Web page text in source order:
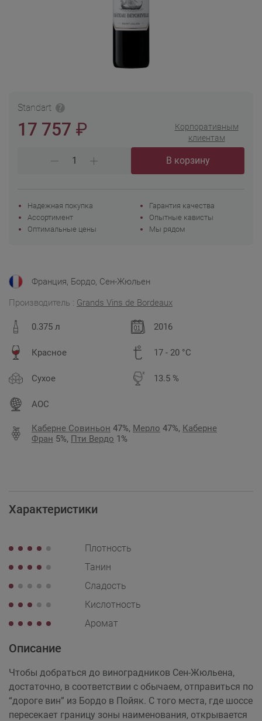
Франция, Бордо, Сен-Жюльен
Производитель : Grands Vins de Bordeauх
0.375 л 2016
Красное 17 - 20 °C
Сухое 13.5 %
AOC
Каберне Совиньон 47%, Мерло 47%, Каберне
Фран 5%, Пти Вердо 1%
Standart
17 757 ₽
Корпоративным
клиентам
В корзину
Надежная покупка
Гарантия качества
Ассортимент
Опытные кависты
Оптимальные цены
Мы рядом
Характеристики
Плотность
Танин
Сладость
Кислотность
Аромат
Описание
Чтобы добраться до виноградников Сен-Жюльена,
достаточно, в соответствии с обычаем, отправиться по
“дороге вин” из Бордо в Пойяк. С того места, где шоссе
пересекает границу зоны наименования, открывается